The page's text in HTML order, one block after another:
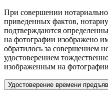
При совершении
приведенных фактов,
подтверждаются
на фотографии изображено
обратилось за совершением
удостоверением
изображенным на
Удостоверение времени